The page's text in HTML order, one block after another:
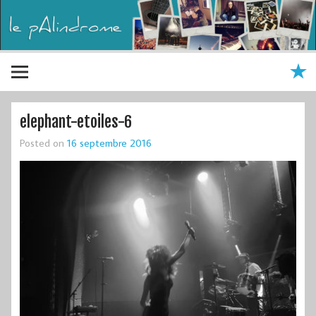
elephant-etoiles-6
Posted on 16 septembre 2016